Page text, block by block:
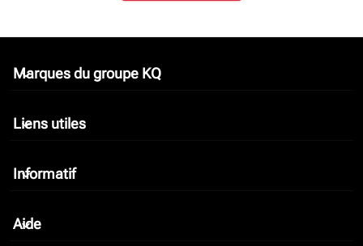
Marques du groupe KQ
keyboard_arrow_down
Liens utiles
keyboard_arrow_down
Informatif
keyboard_arrow_down
Aide
keyboard_arrow_down